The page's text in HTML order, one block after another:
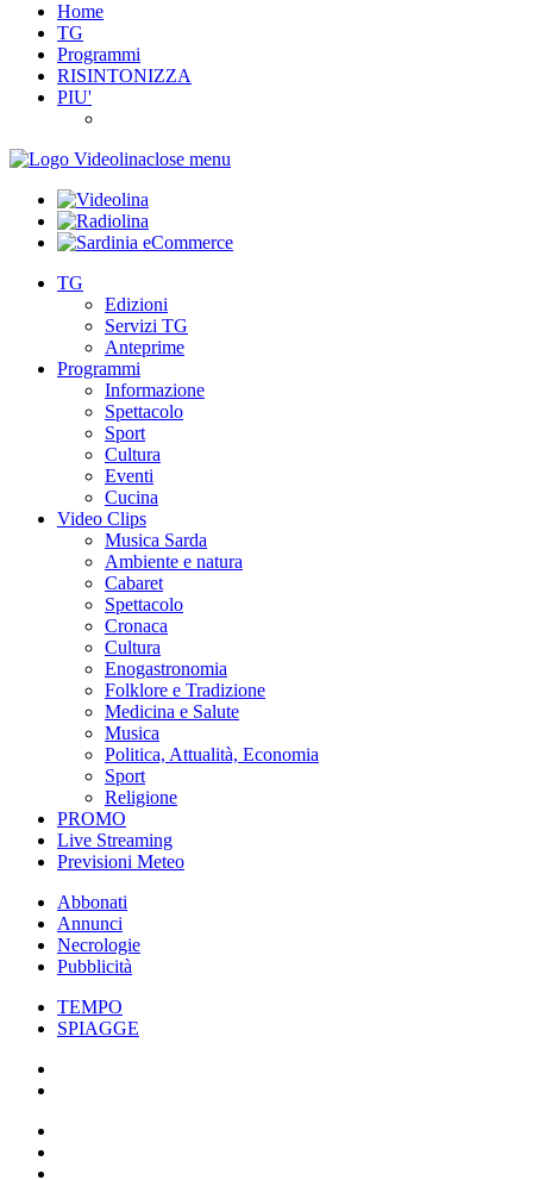
Home
TG
Programmi
RISINTONIZZA
PIU'
close menu
TG
Edizioni
Servizi TG
Anteprime
Programmi
Informazione
Spettacolo
Sport
Cultura
Eventi
Cucina
Video Clips
Musica Sarda
Ambiente e natura
Cabaret
Spettacolo
Cronaca
Cultura
Enogastronomia
Folklore e Tradizione
Medicina e Salute
Musica
Politica, Attualità, Economia
Sport
Religione
PROMO
Live Streaming
Previsioni Meteo
Abbonati
Annunci
Necrologie
Pubblicità
TEMPO
SPIAGGE